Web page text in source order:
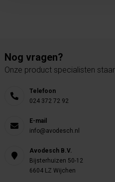
Nog vragen?
Onze product specialisten
Telefoon
024 372 72 92
E-mail
info@avodesch.nl
Avodesch B.V.
Bijsterhuizen 50-12
6604 LZ Wijchen